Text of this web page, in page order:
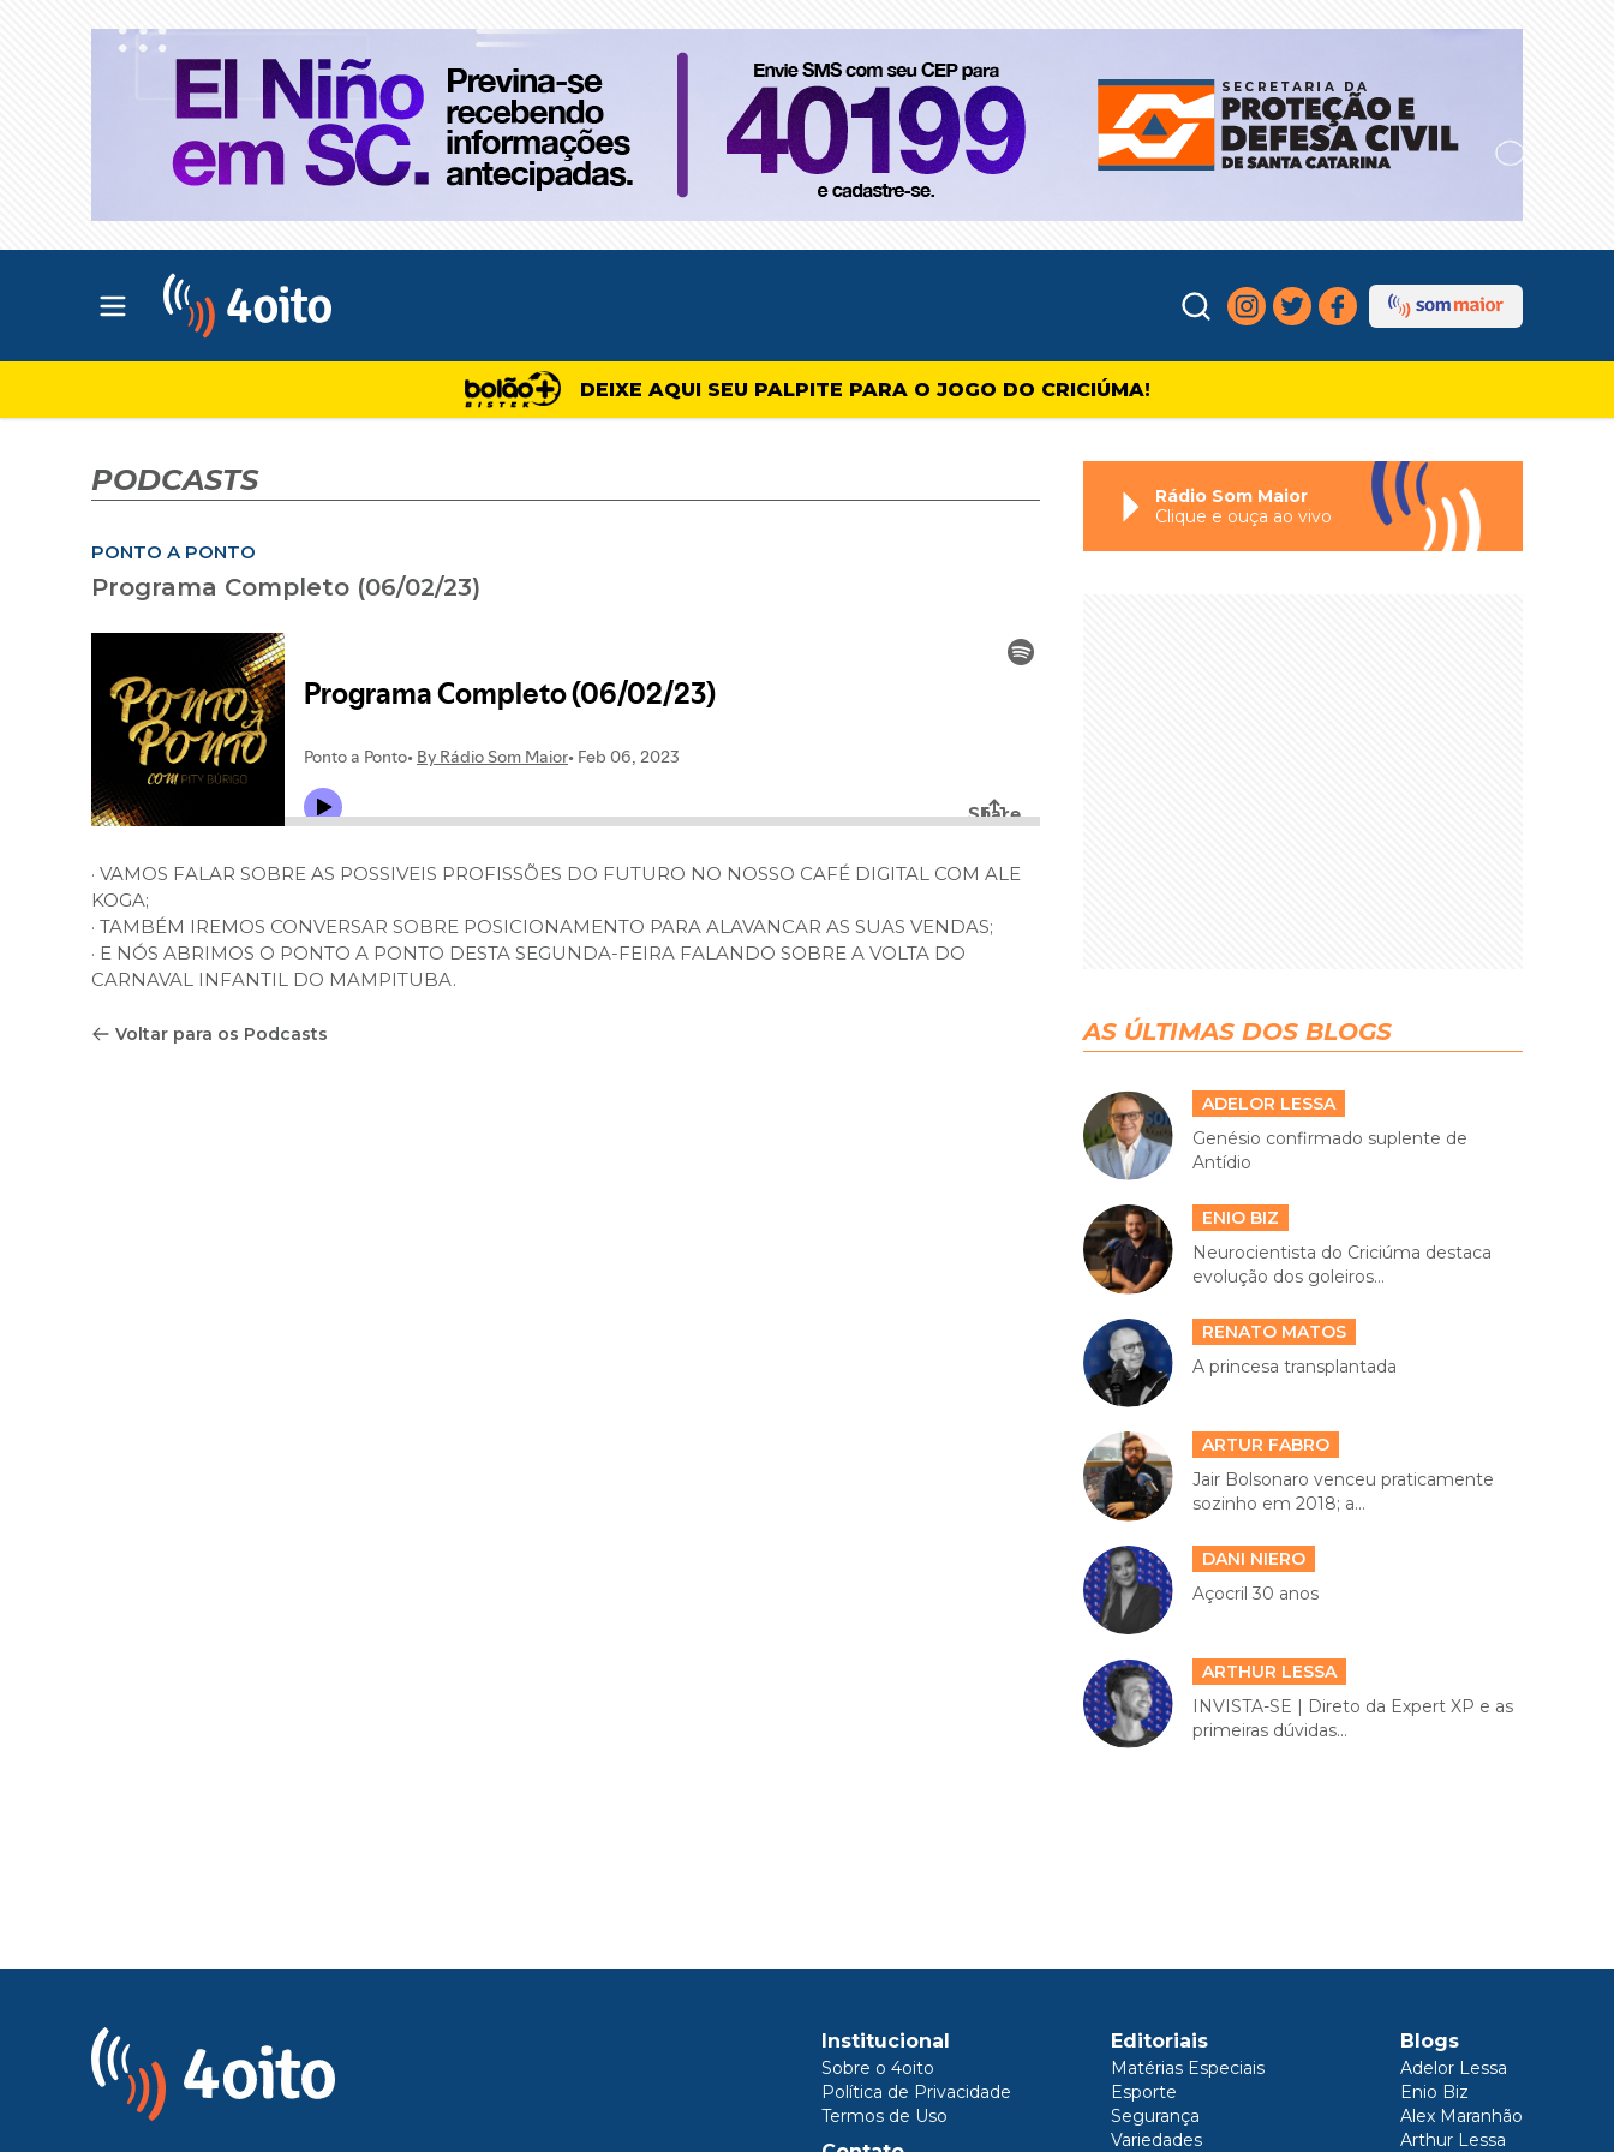
Abrir menu principal
DEIXE AQUI SEU PALPITE PARA O JOGO DO CRICIÚMA!
PODCASTS
PONTO A PONTO
Programa Completo (06/02/23)
· VAMOS FALAR SOBRE AS POSSIVEIS PROFISSÕES DO FUTURO NO NOSSO CAFÉ DIGITAL COM ALE
KOGA;
· TAMBÉM IREMOS CONVERSAR SOBRE POSICIONAMENTO PARA ALAVANCAR AS SUAS VENDAS;
· E NÓS ABRIMOS O PONTO A PONTO DESTA SEGUNDA-FEIRA FALANDO SOBRE A VOLTA DO
CARNAVAL INFANTIL DO MAMPITUBA.
Voltar para os Podcasts
Rádio Som Maior
Clique e ouça ao vivo
AS ÚLTIMAS DOS BLOGS
ADELOR LESSA
Genésio confirmado suplente de
Antídio
ENIO BIZ
Neurocientista do Criciúma destaca
evolução dos goleiros...
RENATO MATOS
A princesa transplantada
ARTUR FABRO
Jair Bolsonaro venceu praticamente
sozinho em 2018; a...
DANI NIERO
Açocril 30 anos
ARTHUR LESSA
INVISTA-SE | Direto da Expert XP e as
primeiras dúvidas...
Institucional
Sobre o 4oito
Política de Privacidade
Termos de Uso
Editoriais
Matérias Especiais
Esporte
Segurança
Variedades
Blogs
Adelor Lessa
Enio Biz
Alex Maranhão
Arthur Lessa